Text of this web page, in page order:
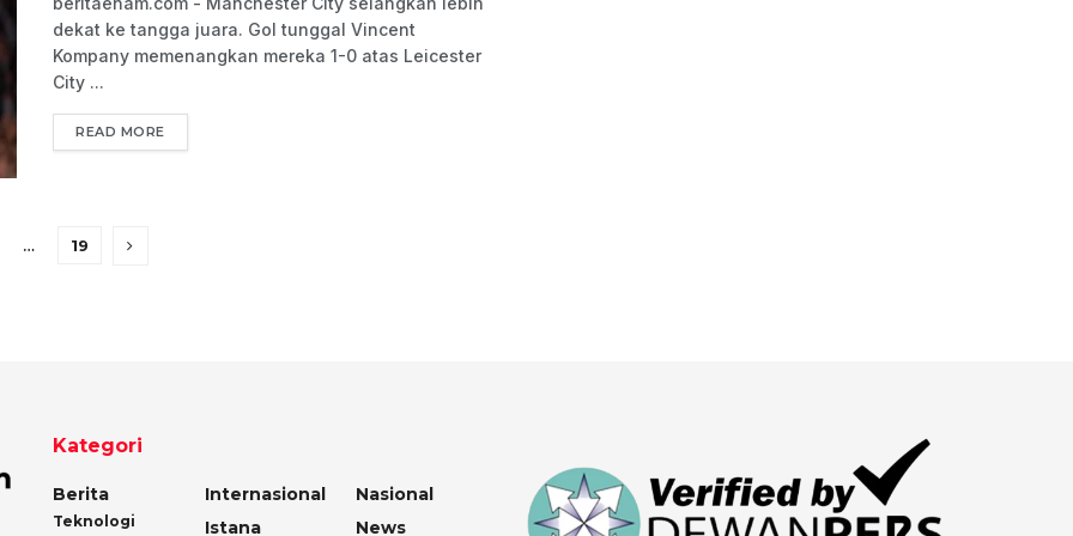
dekat ke tangga juara. Gol tunggal Vincent
Kompany memenangkan mereka 1-0 atas Leicester
City ...
READ MORE
… 19
Kategori
Berita
Teknologi
Internasional
Istana
Nasional
News